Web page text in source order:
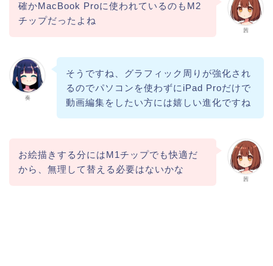
茜
確かMacBook Proに使われているのもM2
チップだったよね
奏
そうですね、グラフィック周りが強化され
るのでパソコンを使わずにiPad Proだけで
動画編集をしたい方には嬉しい進化ですね
茜
お絵描きする分にはM1チップでも快適だ
から、無理して替える必要はないかな